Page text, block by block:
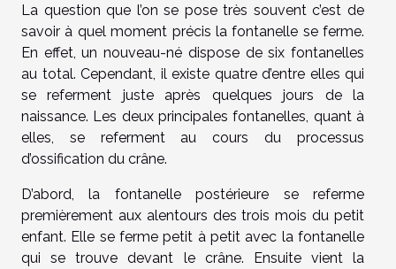
La question que l’on se pose très souvent c’est de
savoir à quel moment précis la fontanelle se ferme.
En effet, un nouveau-né dispose de six fontanelles
au total. Cependant, il existe quatre d’entre elles qui
se referment juste après quelques jours de la
naissance. Les deux principales fontanelles, quant à
elles, se referment au cours du processus
d’ossification du crâne.
D’abord, la fontanelle postérieure se referme
premièrement aux alentours des trois mois du petit
enfant. Elle se ferme petit à petit avec la fontanelle
qui se trouve devant le crâne. Ensuite vient la